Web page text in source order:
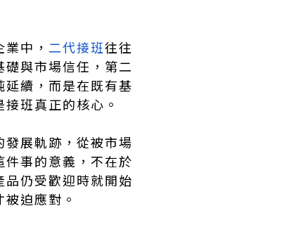
中， 二代接班往往
與市場信任，第二
續，而是在既有基
班真正的核心。
展軌跡，從被市場
件事的意義，不在於
仍受歡迎時就開始
迫應對。